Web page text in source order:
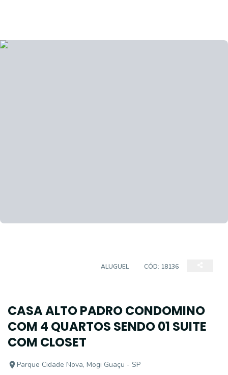
ALUGUEL CÓD: 18136
CASA ALTO PADRO CONDOMINO
COM 4 QUARTOS SENDO 01 SUITE
COM CLOSET
Parque Cidade Nova, Mogi Guaçu - SP